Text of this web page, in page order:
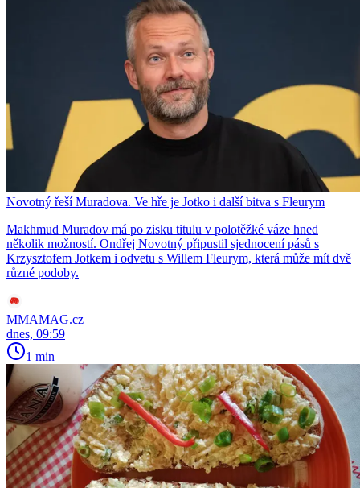
Novotný řeší Muradova. Ve hře je Jotko i další bitva s Fleurym
Makhmud Muradov má po zisku titulu v polotěžké váze hned
několik možností. Ondřej Novotný připustil sjednocení pásů s
Krzysztofem Jotkem i odvetu s Willem Fleurym, která může mít dvě
různé podoby.
MMAMAG.cz
dnes, 09:59
1 min